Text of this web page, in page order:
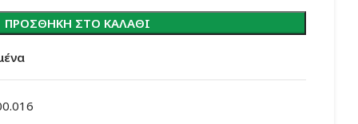
ΠΡΟΣΘΉΚΗ ΣΤΟ ΚΑΛΆΘΙ